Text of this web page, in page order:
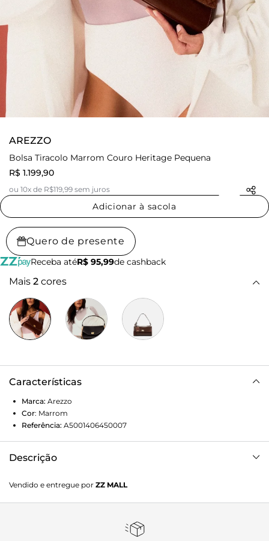
AREZZO
Bolsa Tiracolo Marrom Couro Heritage Pequena
R$ 1.199,90
ou 10x de R$119,99 sem juros
Adicionar à sacola
Quero de presente
Receba atéR$ 95,99de cashback
Mais 2 cores
Características
Marca: Arezzo
Cor: Marrom
Referência: A5001406450007
Descrição
acessório tem formato estruturado, acabamento liso e
laterais arredondadas com redutores em botões. Traz alça
e alça curta. Fecho em tampo frontal recortado, com sub
Vendido e entregue por ZZ MALL